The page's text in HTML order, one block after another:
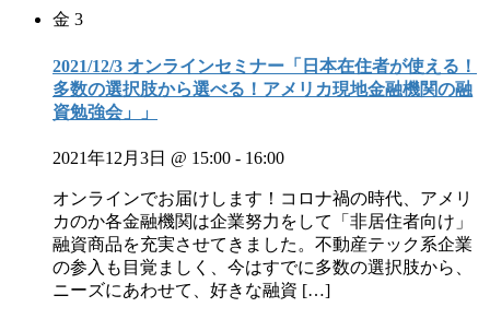
金 3
2021/12/3 オンラインセミナー「日本在住者が使える！
多数の選択肢から選べる！アメリカ現地金融機関の融
資勉強会」」
2021年12月3日 @ 15:00 - 16:00
オンラインでお届けします！コロナ禍の時代、アメリ
カのか各金融機関は企業努力をして「非居住者向け」
融資商品を充実させてきました。不動産テック系企業
の参入も目覚ましく、今はすでに多数の選択肢から、
ニーズにあわせて、好きな融資 […]